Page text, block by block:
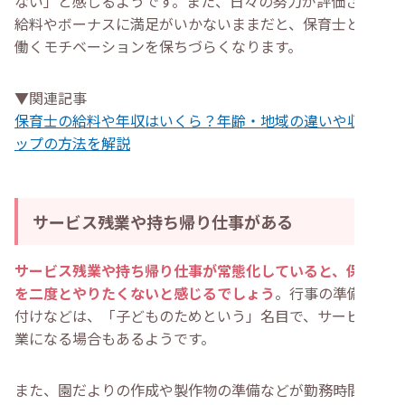
給料やボーナスに満足がいかないままだと、保育士として
働くモチベーションを保ちづらくなります。
▼関連記事
保育士の給料や年収はいくら？年齢・地域の違いや収入ア
ップの方法を解説
サービス残業や持ち帰り仕事がある
サービス残業や持ち帰り仕事が常態化していると、保育士
を二度とやりたくないと感じるでしょう。行事の準備や片
付けなどは、「子どものためという」名目で、サービス残
業になる場合もあるようです。
また、園だよりの作成や製作物の準備などが勤務時間内に